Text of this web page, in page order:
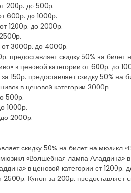
200р. до 500р.
600р. до 1000р.
1200р. до 2000р.
от 3000р. до 4000р.
предоставляет скидку 50% на билет
в ценовой категории от 600р. до
150р. предоставляет скидку 50% на
в ценовой категории 3000р.
500р.
1000р.
до 2000р.
скидку 50% на билет на мюзикл
«Волшебная лампа Аладдина» в
в ценовой категории от 1200р.
Купон за 200р. предоставляет